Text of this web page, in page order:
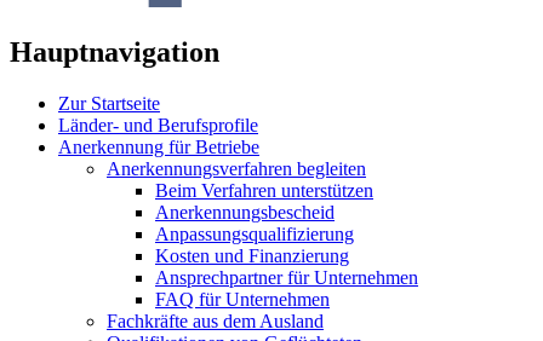
Hauptnavigation
Zur Startseite
Länder- und Berufsprofile
Anerkennung für Betriebe
Anerkennungsverfahren begleiten
Beim Verfahren unterstützen
Anerkennungsbescheid
Anpassungsqualifizierung
Kosten und Finanzierung
Ansprechpartner für Unternehmen
FAQ für Unternehmen
Fachkräfte aus dem Ausland